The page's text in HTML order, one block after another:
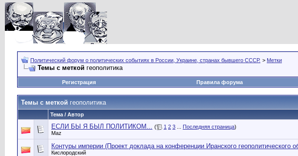
Политический форум о политических событиях в России, Украине, странах бывшего СССР. > Метки
Темы с меткой геополитика
Регистрация Правила форума
Темы с меткой геополитика
Тема / Автор
ЕСЛИ БЫ Я БЫЛ ПОЛИТИКОМ... ( 1 2 3 Последняя страница)
Maz
Контуры империи (Проект доклада на конференции Иранского геополитического
Кислородский